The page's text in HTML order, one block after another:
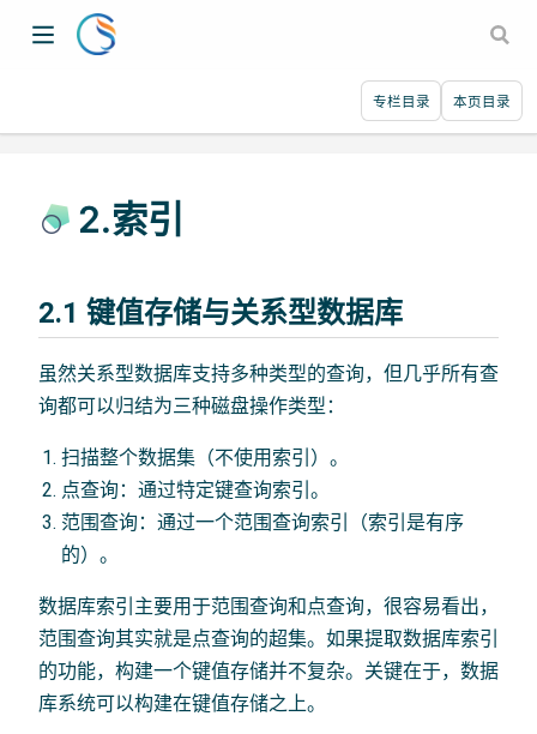
专栏目录 本页目录
2.索引
2.1 键值存储与关系型数据库
虽然关系型数据库支持多种类型的查询，但几乎所有查
询都可以归结为三种磁盘操作类型：
扫描整个数据集（不使用索引）。
点查询：通过特定键查询索引。
范围查询：通过一个范围查询索引（索引是有序
的）。
数据库索引主要用于范围查询和点查询，很容易看出，
范围查询其实就是点查询的超集。如果提取数据库索引
的功能，构建一个键值存储并不复杂。关键在于，数据
库系统可以构建在键值存储之上。